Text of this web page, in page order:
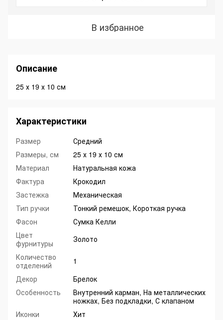
В избранное
Описание
25 х 19 х 10 см
Характеристики
Размер
Средний
Размеры, см
25 х 19 х 10 см
Материал
Натуральная кожа
Фактура
Крокодил
Застежка
Механическая
Тип ручки
Тонкий ремешок, Короткая ручка
Фасон
Сумка Келли
Цвет
фурнитуры
Золото
Количество
отделений
1
Декор
Брелок
Особенность
Внутренний карман, На металлических
ножках, Без подкладки, С клапаном
Иконки
Хит